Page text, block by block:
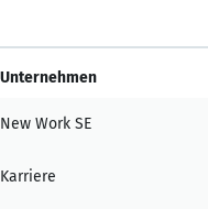
Unternehmen
New Work SE
Karriere